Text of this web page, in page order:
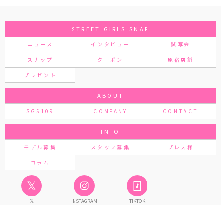
STREET GIRLS SNAP
ニュース インタビュー 試写会
スナップ クーポン 原宿店舗
プレゼント
ABOUT
SGS109 COMPANY CONTACT
INFO
モデル募集 スタッフ募集 プレス様
コラム
𝕏
𝕏 INSTAGRAM TIKTOK